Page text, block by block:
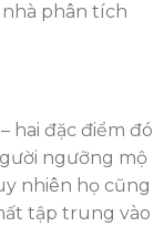
phân tích
hai đặc điểm đó
ngưỡng mộ
nhiên họ cũng
tập trung vào